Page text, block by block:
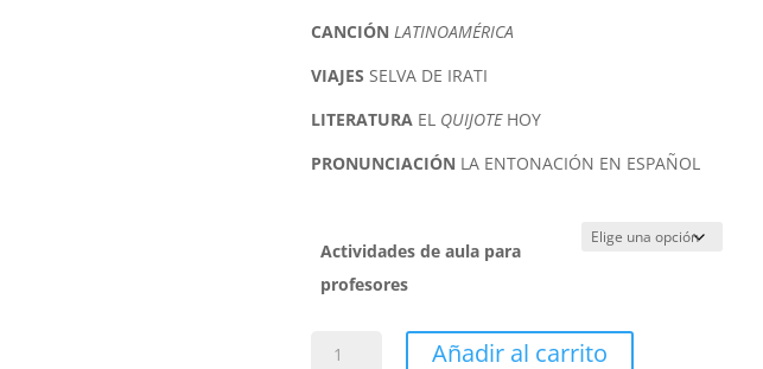
CANCIÓNLATINOAMÉRICA
VIAJESSELVA DE IRATI
LITERATURA EL QUIJOTEHOY
PRONUNCIACIÓN LA ENTONACIÓN EN ESPAÑOL
Actividades de aula para
profesores
Punto
Añadir al carrito